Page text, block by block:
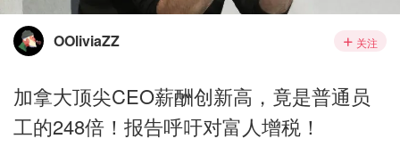
OOliviaZZ 关注
加拿大顶尖CEO薪酬创新高，竟是普通员
工的248倍！报告呼吁对富人增税！